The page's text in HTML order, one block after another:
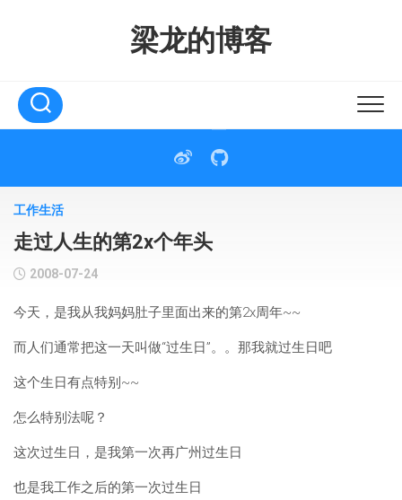
梁龙的博客
工作生活
走过人生的第2x个年头
2008-07-24
今天，是我从我妈妈肚子里面出来的第2x周年~~
而人们通常把这一天叫做“过生日”。。那我就过生日吧
这个生日有点特别~~
怎么特别法呢？
这次过生日，是我第一次再广州过生日
也是我工作之后的第一次过生日